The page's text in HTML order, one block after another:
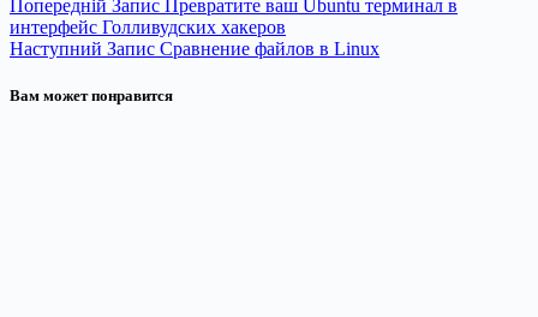
Попередній Запис Превратите ваш Ubuntu терминал в
интерфейс Голливудских хакеров
Наступний Запис Сравнение файлов в Linux
Вам может понравится